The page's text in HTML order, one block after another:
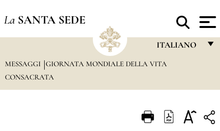
La SANTA SEDE
ITALIANO
FRANÇAIS
PORTUGUÊS
MESSAGGI
GIORNATA MONDIALE DELLA VITA
CONSACRATA